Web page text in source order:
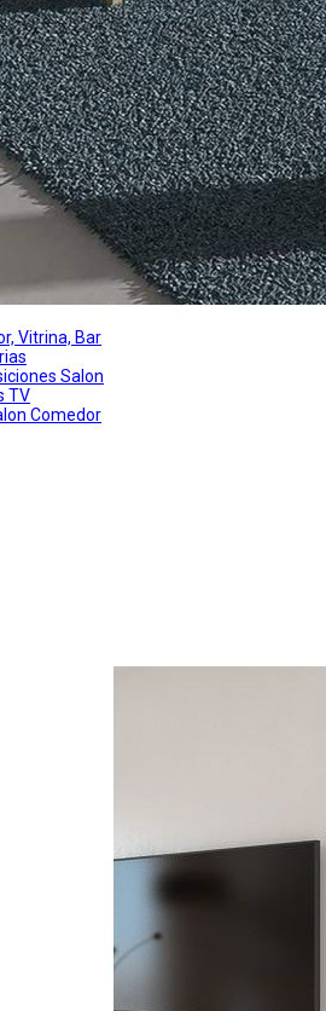
Vitrina, Bar
Salon
TV
Comedor